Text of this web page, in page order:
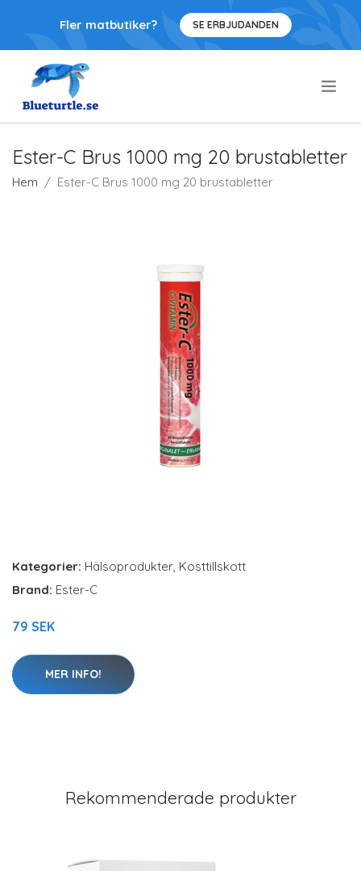
Fler matbutiker? SE ERBJUDANDEN
Ester-C Brus 1000 mg 20 brustabletter
Hem Ester-C Brus 1000 mg 20 brustabletter
Kategorier: Hälsoprodukter, Kosttillskott
Brand: Ester-C
79 SEK
MER INFO!
Rekommenderade produkter